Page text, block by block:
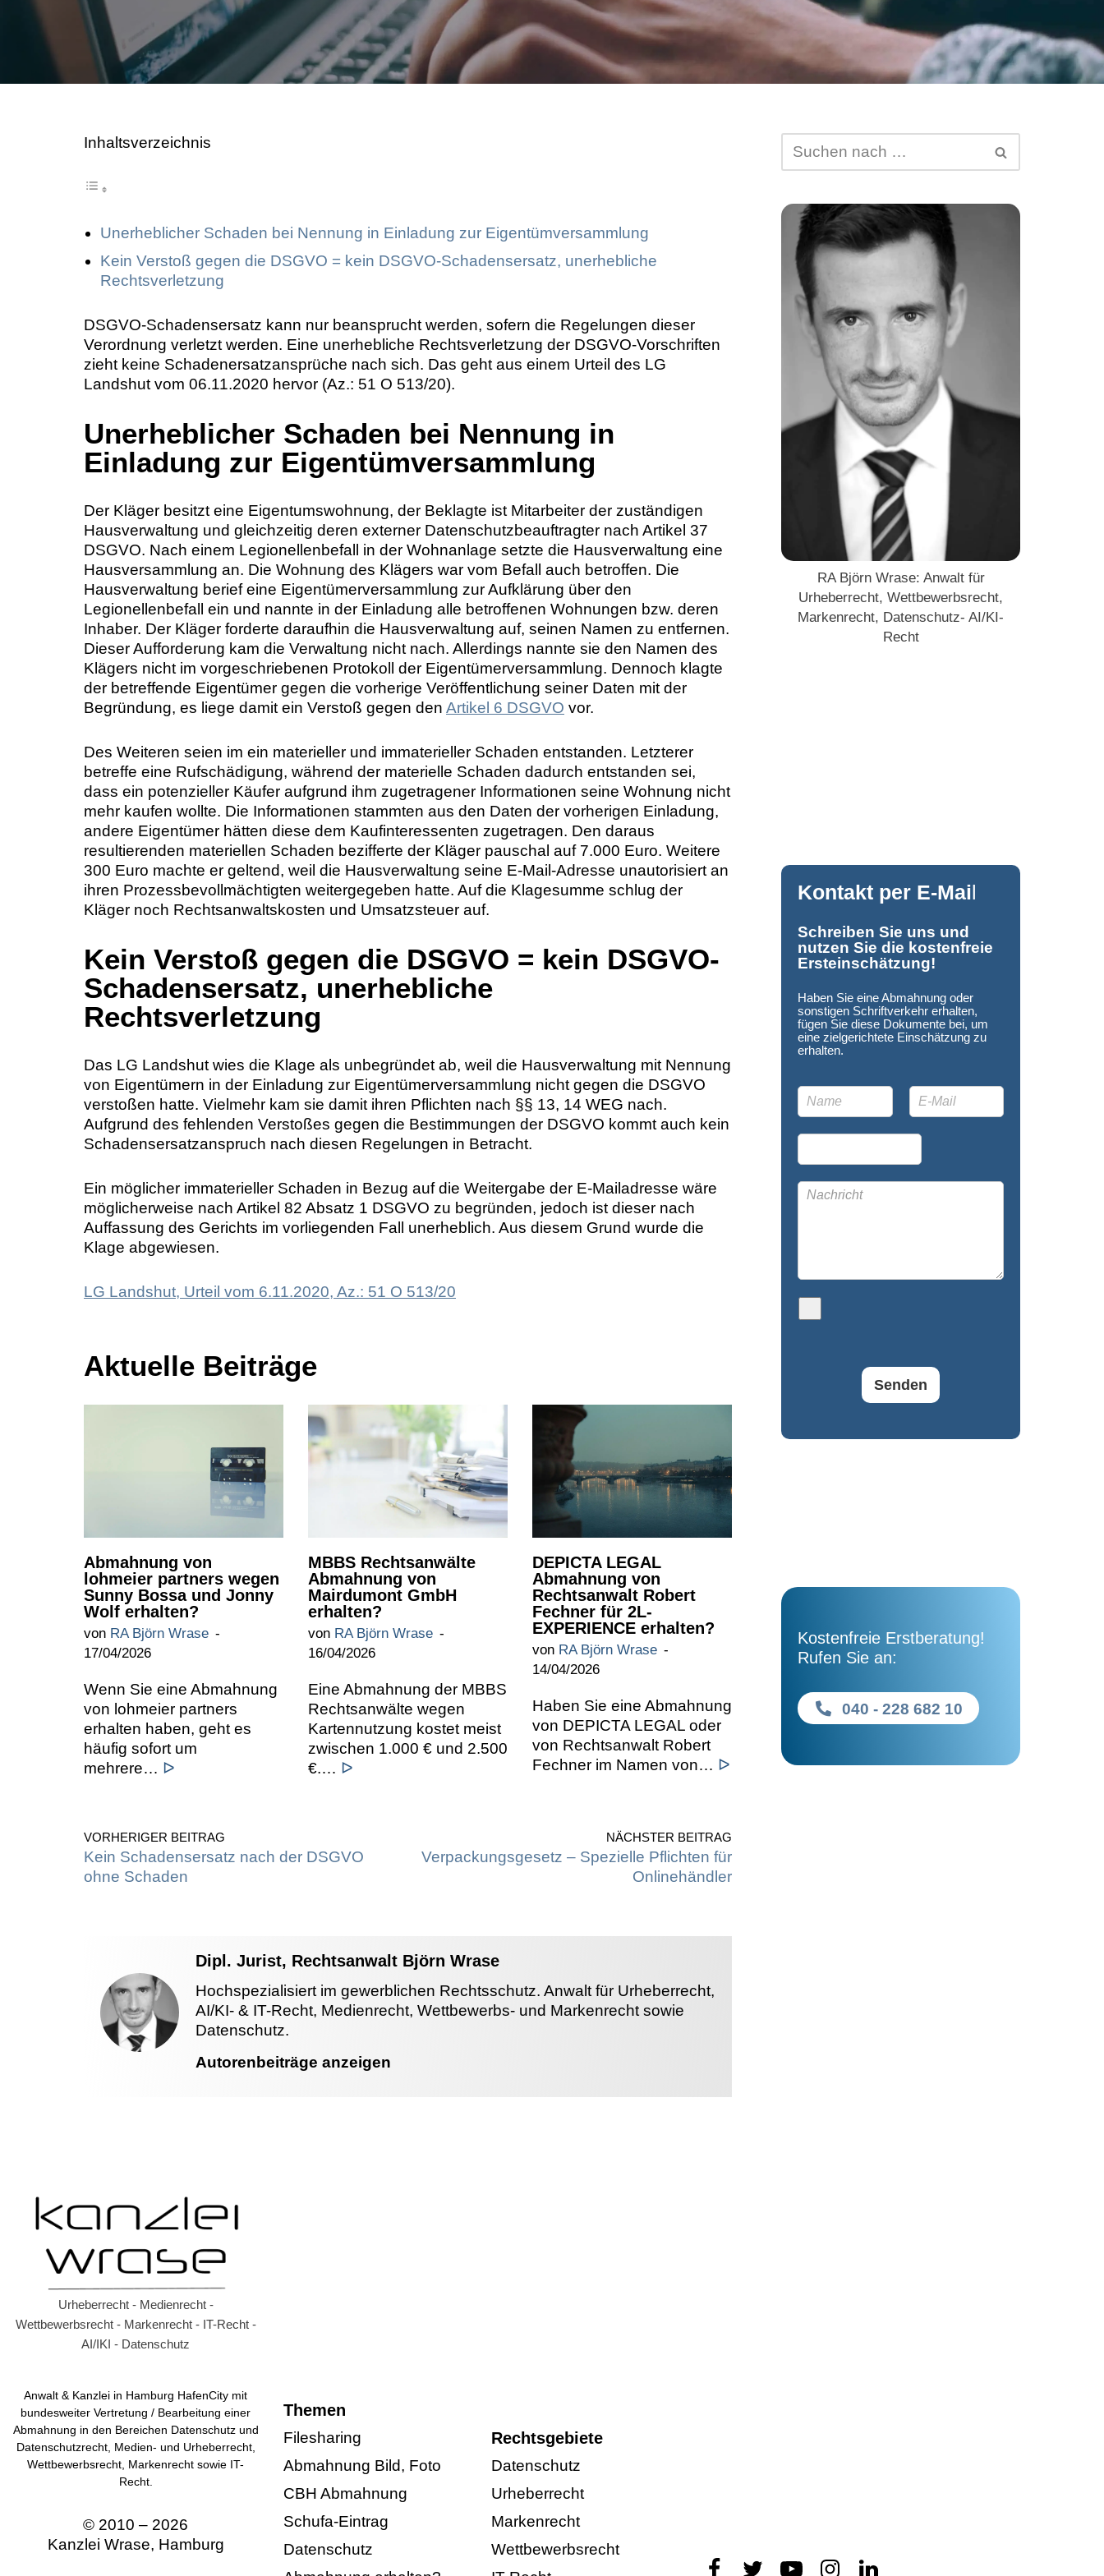
August Image LLC
CBH Rechtsanwälte
Ansprüchen
Schufa-Eintrag
Inhaltsverzeichnis
Unerheblicher Schaden bei Nennung in Einladung zur Eigentümversammlung
Kein Verstoß gegen die DSGVO = kein DSGVO-Schadensersatz, unerhebliche
Rechtsverletzung
DSGVO-Schadensersatz kann nur beansprucht werden, sofern die Regelungen dieser
Verordnung verletzt werden. Eine unerhebliche Rechtsverletzung der DSGVO-Vorschriften
zieht keine Schadenersatzansprüche nach sich. Das geht aus einem Urteil des LG
Landshut vom 06.11.2020 hervor (Az.: 51 O 513/20).
Unerheblicher Schaden bei Nennung in
Einladung zur Eigentümversammlung
Der Kläger besitzt eine Eigentumswohnung, der Beklagte ist Mitarbeiter der zuständigen
Hausverwaltung und gleichzeitig deren externer Datenschutzbeauftragter nach Artikel 37
DSGVO. Nach einem Legionellenbefall in der Wohnanlage setzte die Hausverwaltung eine
Hausversammlung an. Die Wohnung des Klägers war vom Befall auch betroffen. Die
Hausverwaltung berief eine Eigentümerversammlung zur Aufklärung über den
Legionellenbefall ein und nannte in der Einladung alle betroffenen Wohnungen bzw. deren
Inhaber. Der Kläger forderte daraufhin die Hausverwaltung auf, seinen Namen zu entfernen.
Dieser Aufforderung kam die Verwaltung nicht nach. Allerdings nannte sie den Namen des
Klägers nicht im vorgeschriebenen Protokoll der Eigentümerversammlung. Dennoch klagte
der betreffende Eigentümer gegen die vorherige Veröffentlichung seiner Daten mit der
Begründung, es liege damit ein Verstoß gegen den Artikel 6 DSGVO vor.
Des Weiteren seien im ein materieller und immaterieller Schaden entstanden. Letzterer
betreffe eine Rufschädigung, während der materielle Schaden dadurch entstanden sei,
dass ein potenzieller Käufer aufgrund ihm zugetragener Informationen seine Wohnung nicht
mehr kaufen wollte. Die Informationen stammten aus den Daten der vorherigen Einladung,
andere Eigentümer hätten diese dem Kaufinteressenten zugetragen. Den daraus
resultierenden materiellen Schaden bezifferte der Kläger pauschal auf 7.000 Euro. Weitere
300 Euro machte er geltend, weil die Hausverwaltung seine E-Mail-Adresse unautorisiert an
ihren Prozessbevollmächtigten weitergegeben hatte. Auf die Klagesumme schlug der
Kläger noch Rechtsanwaltskosten und Umsatzsteuer auf.
Kein Verstoß gegen die DSGVO = kein DSGVO-
Schadensersatz, unerhebliche
Rechtsverletzung
Das LG Landshut wies die Klage als unbegründet ab, weil die Hausverwaltung mit Nennung
von Eigentümern in der Einladung zur Eigentümerversammlung nicht gegen die DSGVO
verstoßen hatte. Vielmehr kam sie damit ihren Pflichten nach §§ 13, 14 WEG nach.
Aufgrund des fehlenden Verstoßes gegen die Bestimmungen der DSGVO kommt auch kein
Schadensersatzanspruch nach diesen Regelungen in Betracht.
Ein möglicher immaterieller Schaden in Bezug auf die Weitergabe der E-Mailadresse wäre
möglicherweise nach Artikel 82 Absatz 1 DSGVO zu begründen, jedoch ist dieser nach
Auffassung des Gerichts im vorliegenden Fall unerheblich. Aus diesem Grund wurde die
Klage abgewiesen.
LG Landshut, Urteil vom 6.11.2020, Az.: 51 O 513/20
Aktuelle Beiträge
Abmahnung von
lohmeier partners wegen
Sunny Bossa und Jonny
Wolf erhalten?
von RA Björn Wrase
17/04/2026
Wenn Sie eine Abmahnung
von lohmeier partners
erhalten haben, geht es
häufig sofort um
mehrere… ᐅ
MBBS Rechtsanwälte
Abmahnung von
Mairdumont GmbH
erhalten?
von RA Björn Wrase
16/04/2026
Eine Abmahnung der MBBS
Rechtsanwälte wegen
Kartennutzung kostet meist
zwischen 1.000 € und 2.500
€.… ᐅ
DEPICTA LEGAL
Abmahnung von
Rechtsanwalt Robert
Fechner für 2L-
EXPERIENCE erhalten?
von RA Björn Wrase
14/04/2026
Haben Sie eine Abmahnung
von DEPICTA LEGAL oder
von Rechtsanwalt Robert
Fechner im Namen von… ᐅ
VORHERIGER BEITRAG
Kein Schadensersatz nach der DSGVO
ohne Schaden
NÄCHSTER BEITRAG
Verpackungsgesetz – Spezielle Pflichten für
Onlinehändler
Dipl. Jurist, Rechtsanwalt Björn Wrase
Hochspezialisiert im gewerblichen Rechtsschutz. Anwalt für Urheberrecht,
AI/KI- & IT-Recht, Medienrecht, Wettbewerbs- und Markenrecht sowie
Datenschutz.
Autorenbeiträge anzeigen
RA Björn Wrase: Anwalt für
Urheberrecht, Wettbewerbsrecht,
Markenrecht, Datenschutz- AI/KI-
Recht
Kontakt per E-Mail
Schreiben Sie uns und
nutzen Sie die kostenfreie
Ersteinschätzung!
Haben Sie eine Abmahnung oder
sonstigen Schriftverkehr erhalten,
fügen Sie diese Dokumente bei, um
eine zielgerichtete Einschätzung zu
erhalten.
Senden
Kostenfreie Erstberatung!
Rufen Sie an:
040 - 228 682 10
Urheberrecht - Medienrecht -
Wettbewerbsrecht - Markenrecht - IT-Recht -
AI/IKI - Datenschutz
Anwalt & Kanzlei in Hamburg HafenCity mit
bundesweiter Vertretung / Bearbeitung einer
Abmahnung in den Bereichen Datenschutz und
Datenschutzrecht, Medien- und Urheberrecht,
Wettbewerbsrecht, Markenrecht sowie IT-
Recht.
© 2010 – 2026
Kanzlei Wrase, Hamburg
Themen
Filesharing
Abmahnung Bild, Foto
CBH Abmahnung
Schufa-Eintrag
Datenschutz
Rechtsgebiete
Datenschutz
Urheberrecht
Markenrecht
Wettbewerbsrecht